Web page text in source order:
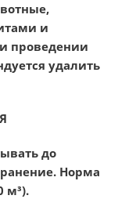
и
проведении
удалить
до
Норма
м³).